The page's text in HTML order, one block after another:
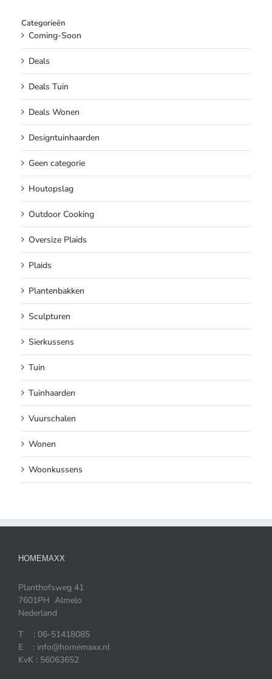
Categorieën
Coming-Soon
Deals
Deals Tuin
Deals Wonen
Designtuinhaarden
Geen categorie
Houtopslag
Outdoor Cooking
Oversize Plaids
Plaids
Plantenbakken
Sculpturen
Sierkussens
Tuin
Tuinhaarden
Vuurschalen
Wonen
Woonkussens
HOMEMAXX
Planthofsweg 41
7601PH Almelo
Nederland
T : 06-51418085
E : info@homemaxx.nl
KvK : 56063652